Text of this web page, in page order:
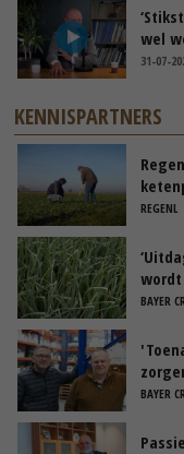
wel
31-07-
KENNISPARTNERS
REGENL
BAYER
BAYER